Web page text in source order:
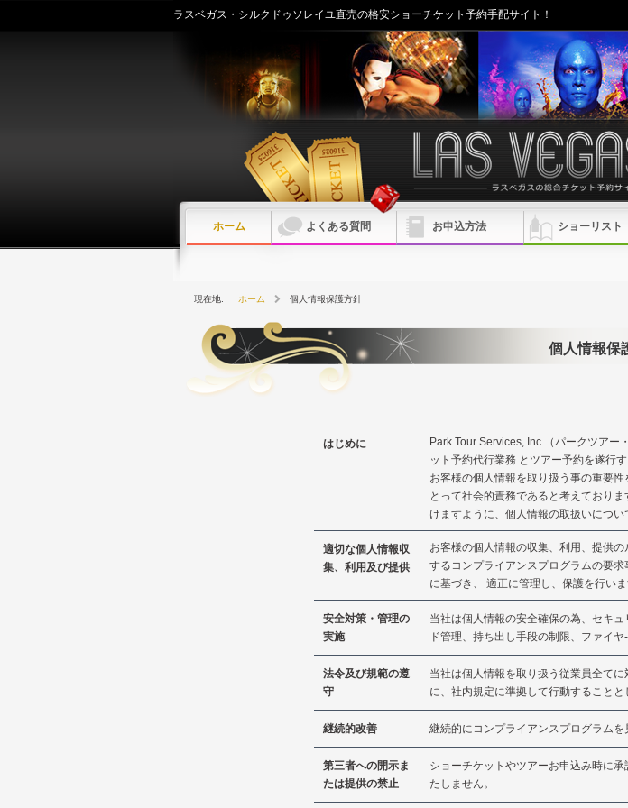
ラスベガス・シルクドゥソレイユ直売の格安ショーチケット予約手配サイト！
ホーム よくある質問 お申込方法 ショーリスト
ホーム 個人情報保護方針
個人情報保
はじめに
Park Tour Services, Inc （パークツアー
ット予約代行業務 とツアー予約を遂行
お客様の個人情報を取り扱う事の重要
とって社会的責務であると考えており
けますように、個人情報の取扱いにつ
適切な個人情報収
集、利用及び提供
お客様の個人情報の収集、利用、提供
するコンプライアンスプログラムの要
に基づき、 適正に管理し、保護を行いま
安全対策・管理の
実施
当社は個人情報の安全確保の為、セキ
ド管理、持ち出し手段の制限、ファイ
法令及び規範の遵
守
当社は個人情報を取り扱う従業員全て
に、社内規定に準拠して行動することと
継続的改善 継続的にコンプライアンスプログラムを
第三者への開示ま
たは提供の禁止
ショーチケットやツアーお申込み時に
たしません。